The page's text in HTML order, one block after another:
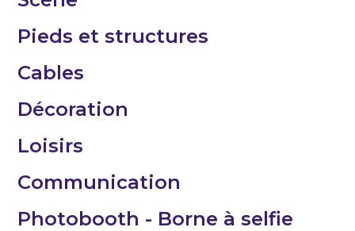
Pieds et structures
Cables
Décoration
Loisirs
Communication
Photobooth - Borne à selfie